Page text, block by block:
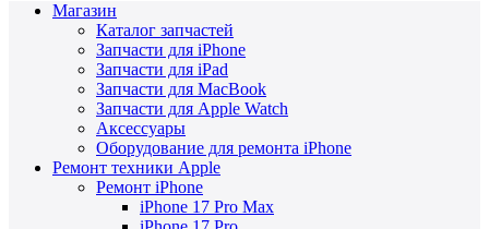
Магазин
Каталог запчастей
Запчасти для iPhone
Запчасти для iPad
Запчасти для MacBook
Запчасти для Apple Watch
Аксессуары
Оборудование для ремонта iPhone
Ремонт техники Apple
Ремонт iPhone
iPhone 17 Pro Max